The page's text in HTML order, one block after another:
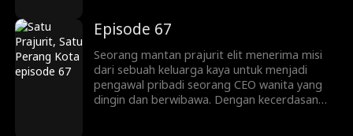
disadari justru terseret ke dalam konspirasi
yang lebih besar. Pada akhirnya, mereka
bekerja sama untuk menghancurkan
persaingan jahat dan rencana gelap para
musuh.
Episode 67
Seorang mantan prajurit elit menerima misi
dari sebuah keluarga kaya untuk menjadi
pengawal pribadi seorang CEO wanita yang
dingin dan berwibawa. Dengan kecerdasan